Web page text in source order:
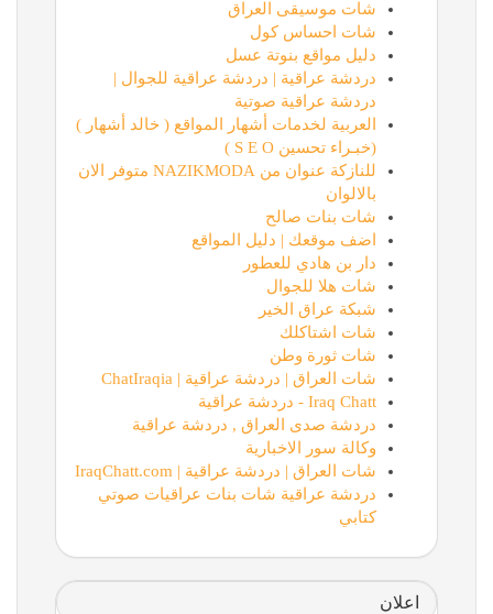
شات موسيقى العراق
شات احساس كول
دليل مواقع بنوتة عسل
دردشة عراقية | دردشة عراقية للجوال |
دردشة عراقية صوتية
العربية لخدمات أشهار المواقع ( خالد أشهار )
(خبـراء تحسين S E O )
للنازكة عنوان من NAZIKMODA متوفر الان
بالالوان
شات بنات صالح
اضف موقعك | دليل المواقع
دار بن هادي للعطور
شات هلا للجوال
شبكة عراق الخير
شات اشتاكلك
شات ثورة وطن
شات العراق | دردشة عراقية | ChatIraqia
Iraq Chatt - دردشة عراقية
دردشة صدى العراق , دردشة عراقية
وكالة سور الاخبارية
شات العراق | دردشة عراقية | IraqChatt.com
دردشة عراقية شات بنات عراقيات صوتي
كتابي
اعلان